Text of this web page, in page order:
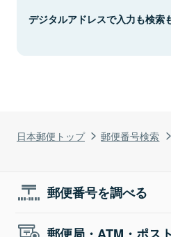
日本郵便トップ 郵便番号検索
デジタルアドレスで入力も検索
郵便番号を調べる
郵便局・ATM・ポス